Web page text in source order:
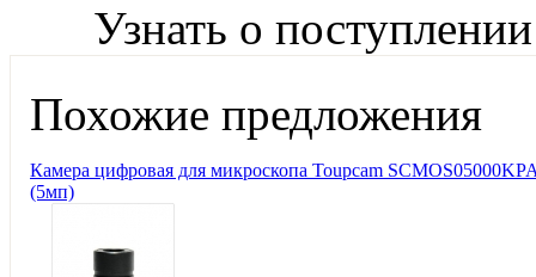
Узнать о поступлении
Похожие предложения
Камера цифровая для микроскопа Toupcam
(5мп)